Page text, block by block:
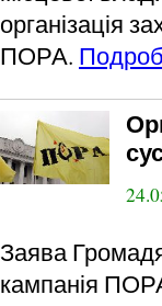
організація
ПОРА.
Заява
кампанія